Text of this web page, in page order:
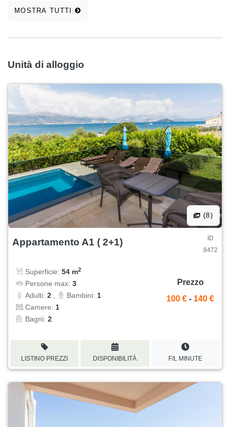
MOSTRA TUTTI
Unità di alloggio
(8)
Appartamento A1 ( 2+1)
ID
8472
Superficie: 54 m2
Persone max: 3
Adulti: 2 Bambini: 1
Camere: 1
Bagni: 2
Prezzo
100 € - 140 €
LISTINO PREZZI DISPONIBILITÀ F/L MINUTE